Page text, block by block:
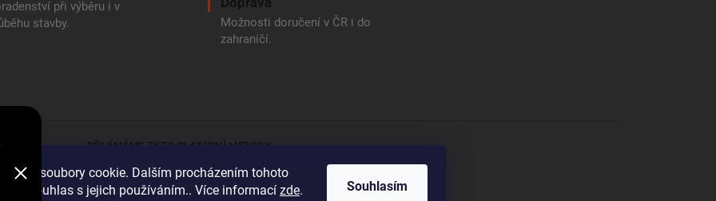
soubory cookie. Dalším procházením tohoto
souhlas s jejich používáním.. Více informací zde. Souhlasím
při výběru i v
stavby.
Možnosti doručení v ČR i do
zahraničí.
PŘIJÍMÁME TYTO PLATEBNÍ METODY
Bankovní převod